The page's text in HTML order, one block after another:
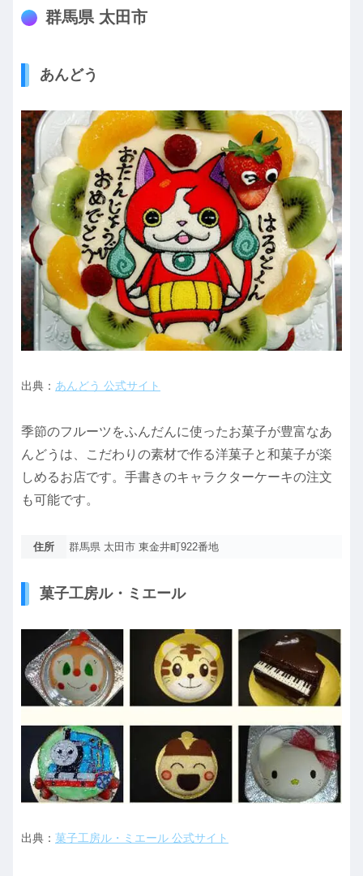
群馬県 太田市
あんどう
出典： あんどう 公式サイト
季節のフルーツをふんだんに使ったお菓子が豊富なあ
んどうは、こだわりの素材で作る洋菓子と和菓子が楽
しめるお店です。手書きのキャラクターケーキの注文
も可能です。
住所 群馬県 太田市 東金井町922番地
菓子工房ル・ミエール
出典： 菓子工房ル・ミエール 公式サイト